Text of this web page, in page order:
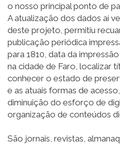
o nosso principal ponto de
A atualização dos dados aí
deste projeto, permitiu
publicação periódica
para 1810, data da
na cidade de Faro, localizar
conhecer o estado de
e as atuais formas de
diminuição do esforço de
organização de conteúdos
São jornais, revistas,